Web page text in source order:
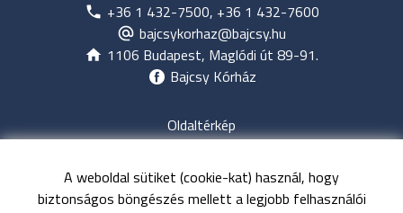
A weboldal sütiket (cookie-kat) használ, hogy
biztonságos böngészés mellett a legjobb felhasználói
+36 1 432-7500, +36 1 432-7600
bajcsykorhaz@bajcsy.hu
1106 Budapest, Maglódi út 89-91.
Bajcsy Kórház
Oldaltérkép
Jogi nyilatkozat
Adatvédelem
Közérdekű adatok